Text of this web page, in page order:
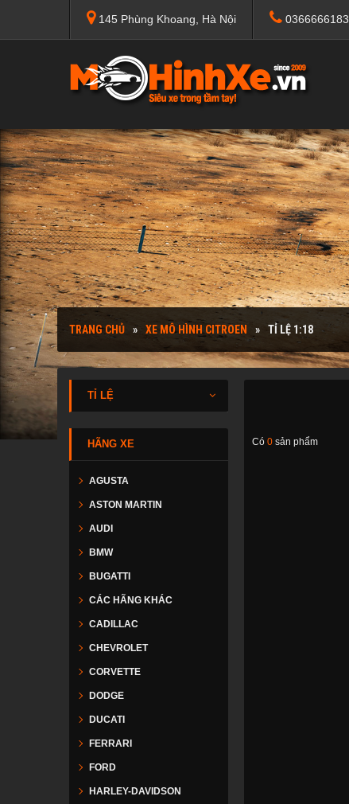
145 Phùng Khoang, Hà Nội 0366666183
TRANG CHỦ XE MÔ HÌNH CITROEN TỈ LỆ 1:18
TỈ LỆ
HÃNG XE
AGUSTA
ASTON MARTIN
AUDI
BMW
BUGATTI
CÁC HÃNG KHÁC
CADILLAC
CHEVROLET
CORVETTE
DODGE
DUCATI
FERRARI
FORD
HARLEY-DAVIDSON
Có 0 sản phẩm